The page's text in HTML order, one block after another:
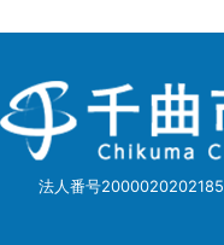
千
曲
市
Chikuma
法人番号2000020202185